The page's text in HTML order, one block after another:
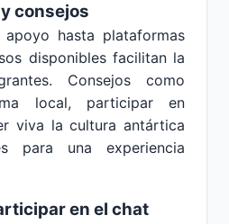
consejos
hasta plataformas
disponibles facilitan la
Consejos como
local, participar en
viva la cultura antártica
para una experiencia
en el chat